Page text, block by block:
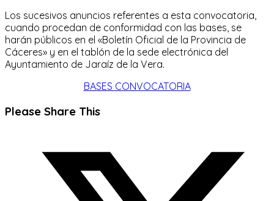
Los sucesivos anuncios referentes a esta convocatoria,
cuando procedan de conformidad con las bases, se
harán públicos en el «Boletín Oficial de la Provincia de
Cáceres» y en el tablón de la sede electrónica del
Ayuntamiento de Jaraíz de la Vera.
BASES CONVOCATORIA
Please Share ThisCompartir